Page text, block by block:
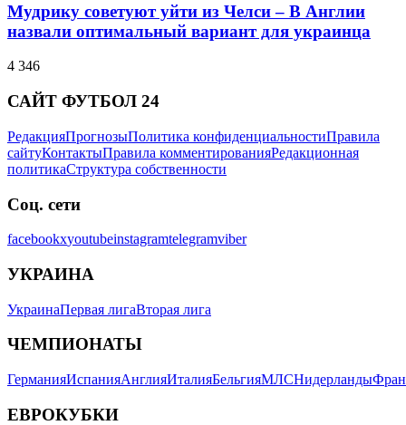
Мудрику советуют уйти из Челси – В Англии
назвали оптимальный вариант для украинца
4 346
САЙТ ФУТБОЛ 24
РедакцияПрогнозыПолитика конфиденциальностиПравила
сайтуКонтактыПравила комментированияРедакционная
политикаСтруктура собственности
Соц. сети
facebookxyoutubeinstagramtelegramviber
УКРАИНА
УкраинаПервая лигаВторая лига
ЧЕМПИОНАТЫ
ГерманияИспанияАнглияИталияБельгияМЛСНидерланды
ЕВРОКУБКИ